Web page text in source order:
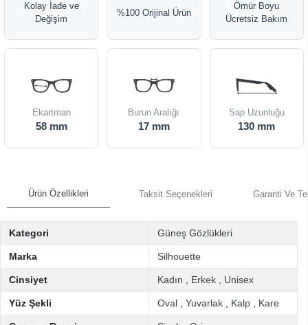
Kolay İade ve
Değişim
%100 Orijinal Ürün
Ömür Boyu
Ücretsiz Bakım
Ekartman
58 mm
Burun Aralığı
17 mm
Sap Uzunluğu
130 mm
Ürün Özellikleri Taksit Seçenekleri Garanti Ve
Kategori Güneş Gözlükleri
Marka Silhouette
Cinsiyet Kadın Erkek Unisex
Yüz Şekli Oval Yuvarlak Kalp Kare